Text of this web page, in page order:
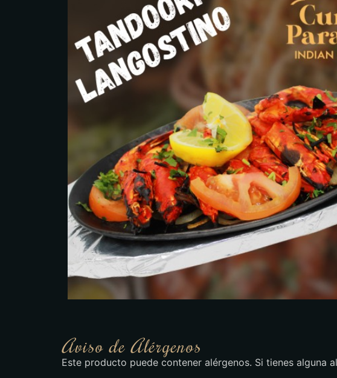
Aviso de Alérgenos
Este producto puede contener alérgenos. Si tienes alguna